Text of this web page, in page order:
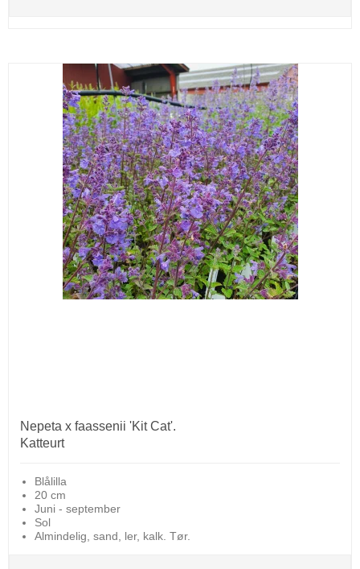
Nepeta x faassenii 'Kit Cat'.
Katteurt
Blålilla
20 cm
Juni - september
Sol
Almindelig, sand, ler, kalk. Tør.